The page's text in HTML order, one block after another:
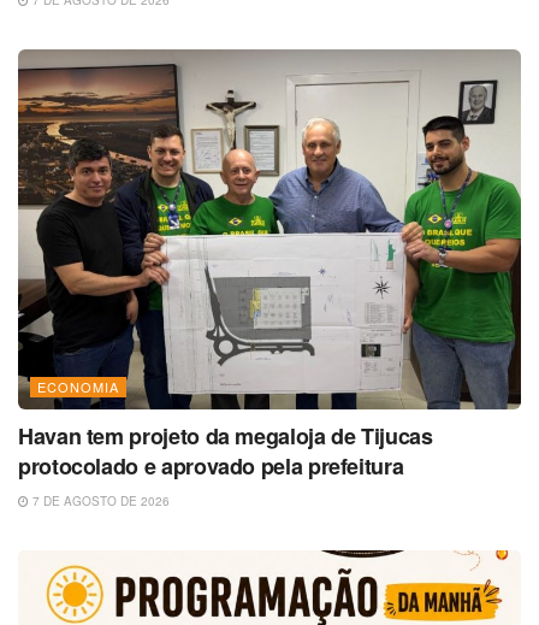
ECONOMIA
Havan tem projeto da megaloja de Tijucas
protocolado e aprovado pela prefeitura
7 DE AGOSTO DE 2026